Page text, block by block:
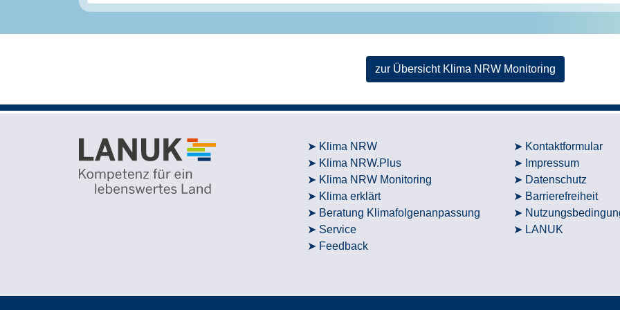
zur Übersicht Klima NRW Monitoring
Klima NRW
Klima NRW.Plus
Klima NRW Monitoring
Klima erklärt
Beratung Klimafolgenanpassung
Service
Feedback
Kontaktformular
Impressum
Datenschutz
Barrierefreiheit
LANUK